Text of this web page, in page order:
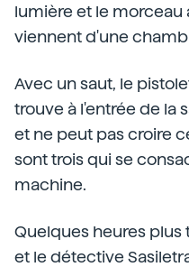
lumière et le morceau
viennent d'une
Avec un saut, le
trouve à l'entrée de la
et ne peut pas croire
sont trois qui se
machine.
Quelques heures plus
et le détective